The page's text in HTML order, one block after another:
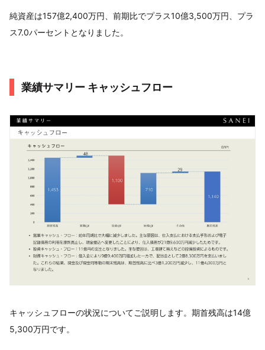
純資産は157億2,400万円、前期比でプラス10億3,500万円、プラ
ス7.0パーセントとなりました。
業績サマリー キャッシュフロー
キャッシュフローの状況についてご説明します。期首残高は14億
5,300万円です。